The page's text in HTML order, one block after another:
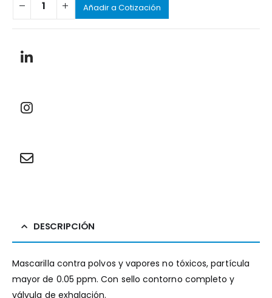
Añadir a Cotización
DESCRIPCIÓN
Mascarilla contra polvos y vapores no tóxicos, partícula
mayor de 0.05 ppm. Con sello contorno completo y
válvula de exhalación.